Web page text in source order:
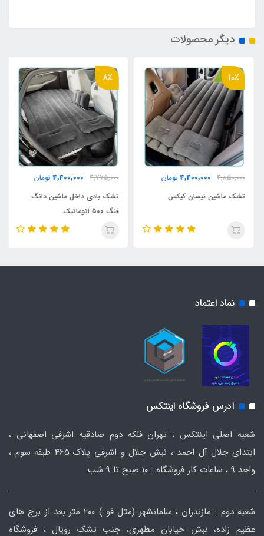
دیگر محصولات
10٪
4,850,000
4,400,000 تومان
تشک ماشین نیسان کیکس
8٪
4,775,000
4,400,000 تومان
تشک بادی داخل ماشین دانگ
فنگ 500 اتوماتیک
نماد اعتماد
آدرس فروشگاه اینتکس
شعبه اصلی اینتکس ، تهران فلکه دوم صادقیه اشرفی اصفهانی ،
ابتدای جلال آل احمد ، نبش جلال و اشرفی پلاک 465 طبقه سوم ،
واحد ۹ ، ساعات کار فروشگاه : ۱۰ صبح تا ۹ شب.
شعبه دوم : مازندران ، سلمانشهر (متل قو ) ۲۰۰ متر بعد از برج های
عظیم زاده، نبش خیابان مطهری، جنب تشک رویال ، فروشگاه